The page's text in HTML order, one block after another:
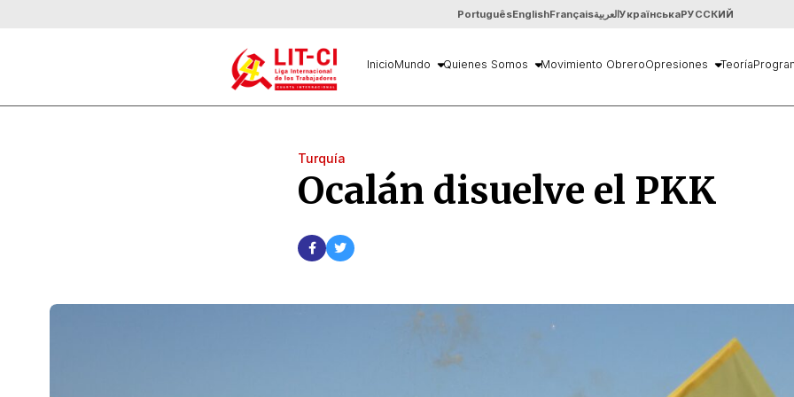
PortuguêsEnglishFrançaisالعربيةУкраїнськаРУССКИЙ
InicioMundo Quienes Somos Movimiento ObreroOpresiones Teoría
Turquía
Ocalán disuelve el PKK